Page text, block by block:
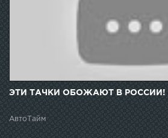
ЭТИ ТАЧКИ ОБОЖАЮТ В РОССИИ!
АвтоТайм